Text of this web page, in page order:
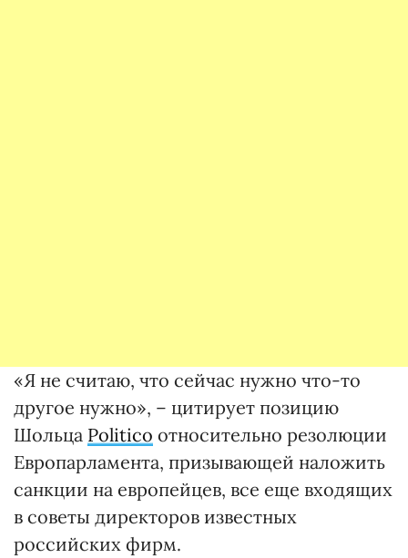
«Я не считаю, что сейчас нужно что-то
другое нужно», – цитирует позицию
Шольца Politico относительно резолюции
Европарламента, призывающей наложить
санкции на европейцев, все еще входящих
в советы директоров известных
российских фирм.